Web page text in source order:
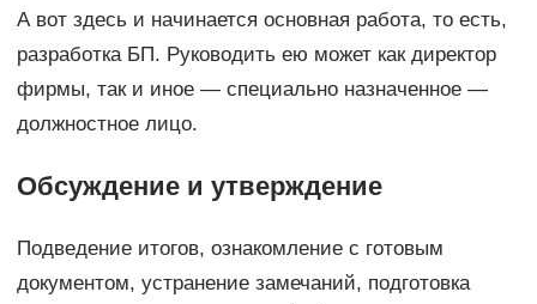
А вот здесь и начинается основная работа, то есть,
разработка БП. Руководить ею может как директор
фирмы, так и иное — специально назначенное —
должностное лицо.
Обсуждение и утверждение
Подведение итогов, ознакомление с готовым
документом, устранение замечаний, подготовка